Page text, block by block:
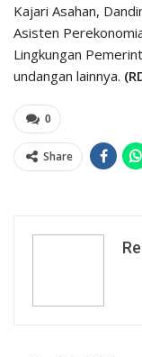
Kajari Asahan,
Asisten
Lingkungan
undangan lainnya.
0
Share